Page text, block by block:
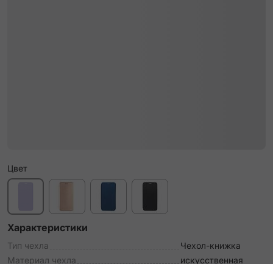
Цвет
Характеристики
Тип чехла
Чехол-книжка
Материал чехла
искусственная